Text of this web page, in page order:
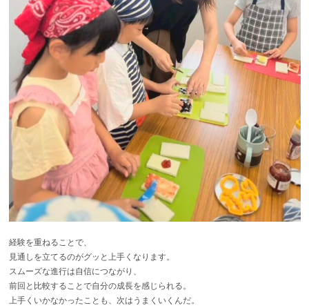
経験を重ねることで、
見通しを立てるのがグッと上手くなります。
スムーズな進行は自信につながり、
前回と比較することで自分の成長を感じられる。
上手くいかなかったことも、次はうまくいくんだ。